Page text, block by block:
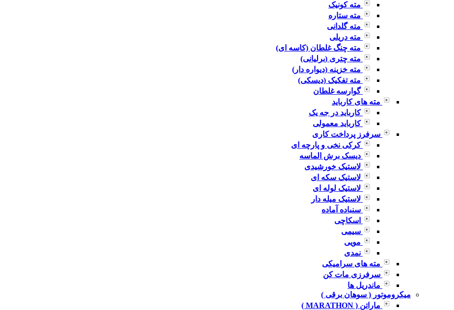
مته کونیک
مته ستاره
مته گلدانی
مته دریلی
مته چنگ غلطان (کاسه ای)
مته چتری (برلیانی)
مته خزینه (دیواره دار)
مته تفکیک (دیسکی)
گوارسه غلطان
مته های کارباید
کارباید در جه یک
کارباید معمولی
سرفرز پرداخت کاری
کرکی نخی و پارچه ای
دیسک برش الماسه
لاستیک خورشیدی
لاستیک سکه ای
لاستیک لوله ای
لاستیک میله دار
سنباده آماده
اسکاچی
سیمی
مویی
نمدی
مته های سرامیکی
سرفرزی مات کن
ماندریل ها
میکروموتور ( سوهان برقی )
ماراتن ( MARATHON )